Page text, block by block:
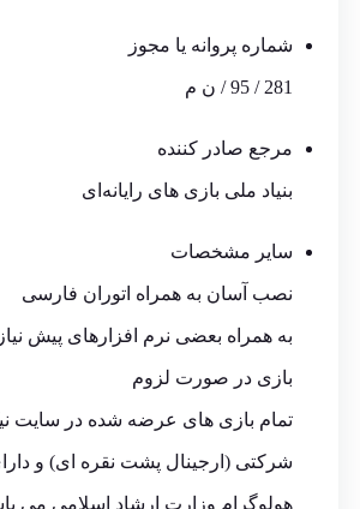
شماره پروانه یا مجوز
281 / 95 / ن م
مرجع صادر کننده
بنیاد ملی بازی های رایانه‌ای
سایر مشخصات
نصب آسان به همراه اتوران فارسی
به همراه بعضی نرم افزارهای پیش
بازی در صورت لزوم
تمام بازی های عرضه شده در سایت
شرکتی (ارجینال پشت نقره ای) و
هولوگرام وزارت ارشاد اسلامی می